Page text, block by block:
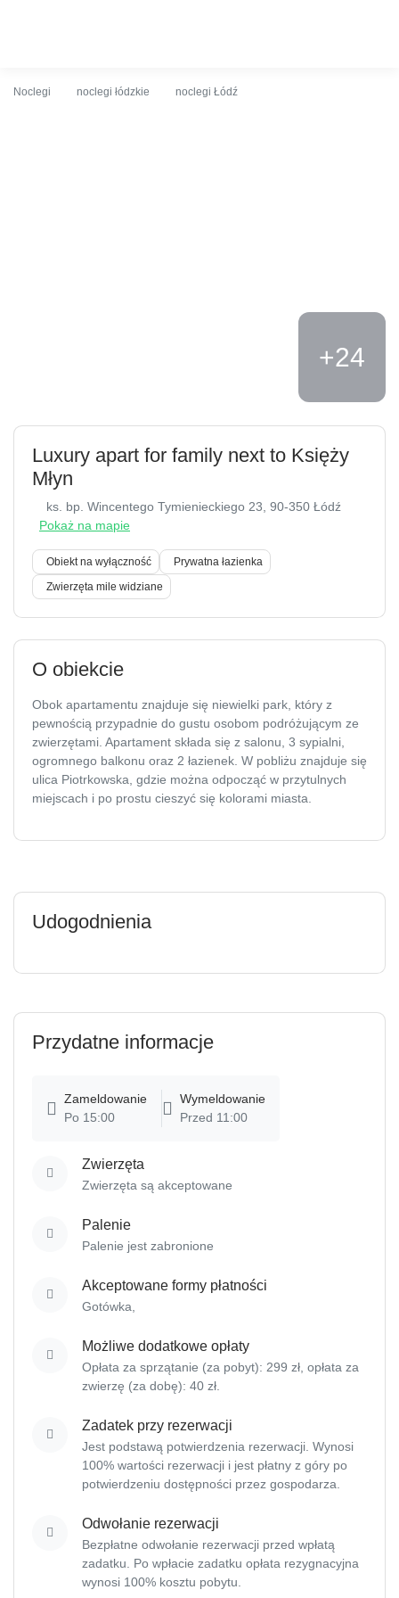
Noclegi noclegi łódzkie noclegi Łódź
+24
Luxury apart for family next to Księży
Młyn
ks. bp. Wincentego Tymienieckiego 23, 90-350 Łódź
Pokaż na mapie
Obiekt na wyłączność
Prywatna łazienka
Zwierzęta mile widziane
O obiekcie
Obok apartamentu znajduje się niewielki park, który z
pewnością przypadnie do gustu osobom podróżującym ze
zwierzętami. Apartament składa się z salonu, 3 sypialni,
ogromnego balkonu oraz 2 łazienek. W pobliżu znajduje się
ulica Piotrkowska, gdzie można odpocząć w przytulnych
miejscach i po prostu cieszyć się kolorami miasta.
Udogodnienia
Przydatne informacje
Zameldowanie
Po 15:00
Wymeldowanie
Przed 11:00
Zwierzęta
Zwierzęta są akceptowane
Palenie
Palenie jest zabronione
Akceptowane formy płatności
Gotówka,
Możliwe dodatkowe opłaty
Opłata za sprzątanie (za pobyt): 299 zł, opłata za
zwierzę (za dobę): 40 zł.
Zadatek przy rezerwacji
Jest podstawą potwierdzenia rezerwacji. Wynosi
100% wartości rezerwacji i jest płatny z góry po
potwierdzeniu dostępności przez gospodarza.
Odwołanie rezerwacji
Bezpłatne odwołanie rezerwacji przed wpłatą
zadatku. Po wpłacie zadatku opłata rezygnacyjna
wynosi 100% kosztu pobytu.